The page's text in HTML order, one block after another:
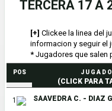
TERCERA 17 A
[+] Clickee la linea del
informacion y seguir el
* Jugadores que salen
POS J U G A D
(CLICK PARA
1 SAAVEDRA C. - DIAZ